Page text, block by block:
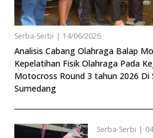
Serba-Serbi | 14/06/2026
Analisis Cabang Olahraga Balap
Kepelatihan Fisik Olahraga Pada
Motocross Round 3 tahun 2026 Di
Sumedang
Serba-Serbi |